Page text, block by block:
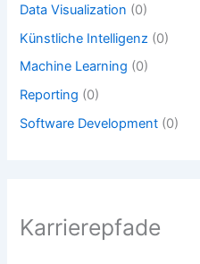
Data Visualization (0)
Künstliche Intelligenz (0)
Machine Learning (0)
Reporting (0)
Software Development (0)
Karrierepfade